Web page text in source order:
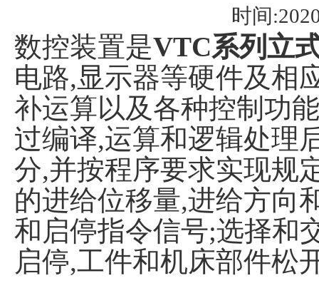
时间
数控装置是VTC系列立
电路,显示器等硬件及相
补运算以及各种控制功
过编译,运算和逻辑处理
分,并按程序要求实现规
的进给位移量,进给方向
和启停指令信号;选择和
启停,工件和机床部件松